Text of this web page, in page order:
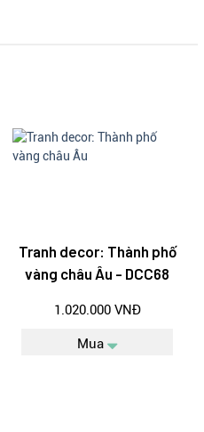
Tranh decor: Thành phố
vàng châu Âu - DCC68
1.020.000 VNĐ
Mua